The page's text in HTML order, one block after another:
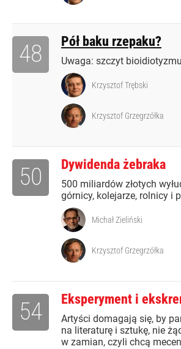
Pół baku rzepaku?
Uwaga: szczyt
48
Krzysztof Trębski
Krzysztof Grzegrzółka
Dywidenda żebraka
500 miliardów złotych
górnicy, kolejarze, rolnicy i
50
Michał Zieliński
Krzysztof Grzegrzółka
Eksperyment i
Artyści domagają się, by
na literaturę i sztukę, nie
w zamian, czyli chcą
54